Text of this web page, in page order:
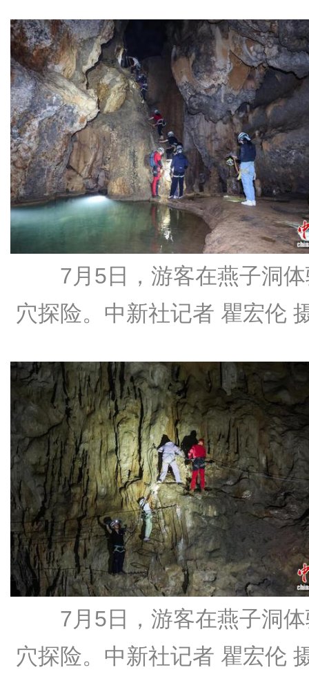
7月5日，游客在燕子洞
穴探险。中新社记者 瞿宏伦
7月5日，游客在燕子洞
穴探险。中新社记者 瞿宏伦